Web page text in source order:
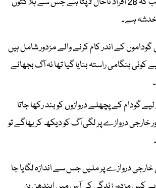
خدشہ ہے۔
کے اندر کام کرنے والے مزدور شامل ہیں
ہنگامی راستہ بنایا گیا تھا نہ آگ بجھانے
گودام کے پچھلے دروازوں کو بند رکھا جاتا
خارجی دروازے پر لگی آگ کو دیکھ کر بھاگے تو
خارجی دروازے پر ملیں جس سے اندازہ لگایا جا